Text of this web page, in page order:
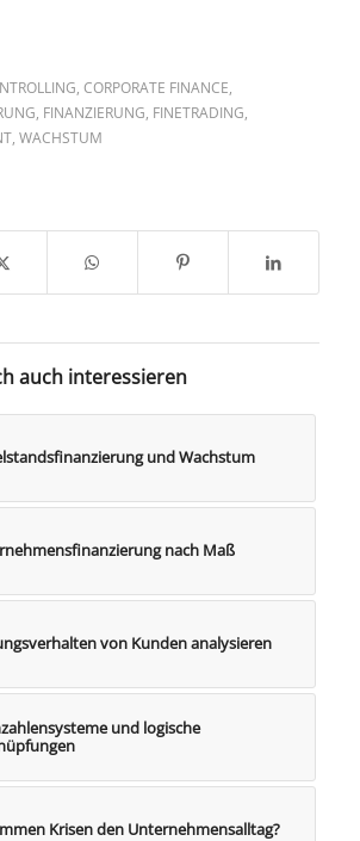
CORPORATE FINANCE
FINANZIERUNG FINETRADING
, WACHSTUM
auch interessieren
und Wachstum
nach Maß
von Kunden analysieren
und logische
Krisen den Unternehmensalltag?